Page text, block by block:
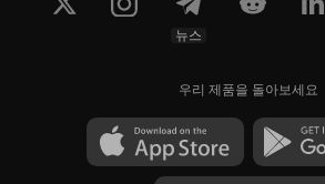
뉴스
우리 제품을 돌아보세요